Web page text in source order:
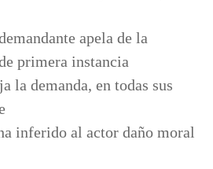
apela de la
primera instancia
la demanda, en todas sus
inferido al actor daño moral